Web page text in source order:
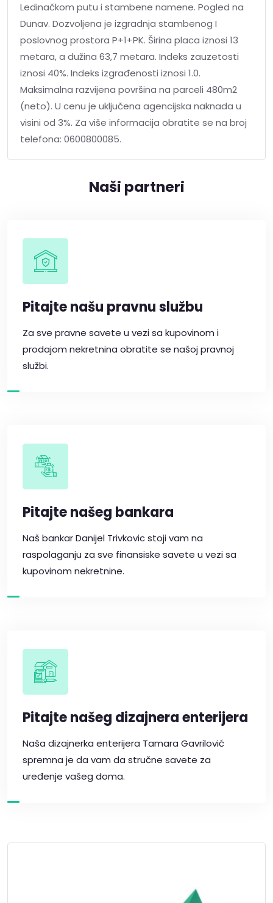
Ledinačkom putu i stambene namene. Pogled na
Dunav. Dozvoljena je izgradnja stambenog I
poslovnog prostora P+1+PK. Širina placa iznosi 13
metara, a dužina 63,7 metara. Indeks zauzetosti
iznosi 40%. Indeks izgrađenosti iznosi 1.0.
Maksimalna razvijena površina na parceli 480m2
(neto). U cenu je uključena agencijska naknada u
visini od 3%. Za više informacija obratite se na broj
telefona: 0600800085.
Naši partneri
Pitajte našu pravnu službu
Za sve pravne savete u vezi sa kupovinom i
prodajom nekretnina obratite se našoj pravnoj
službi.
Pitajte našeg bankara
Naš bankar Danijel Trivkovic stoji vam na
raspolaganju za sve finansiske savete u vezi sa
kupovinom nekretnine.
Pitajte našeg dizajnera enterijera
Naša dizajnerka enterijera Tamara Gavrilović
spremna je da vam da stručne savete za
uređenje vašeg doma.